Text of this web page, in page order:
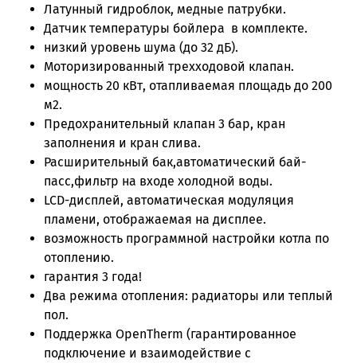
Латунный гидроблок, медные патрубки.
Датчик температуры бойлера в комплекте.
низкий уровень шума (до 32 дБ).
Моторизированный трехходовой клапан.
мощность 20 кВт, отапливаемая площадь до 200
м2.
Предохранительный клапан 3 бар, кран
заполнения и кран слива.
Расширительный бак,автоматический бай-
пасс,фильтр на входе холодной воды.
LCD-дисплей, автоматическая модуляция
пламени, отображаемая на дисплее.
возможность программной настройки котла по
отоплению.
гарантия 3 года!
Два режима отопления: радиаторы или теплый
пол.
Поддержка OpenTherm (гарантированное
подключение и взаимодействие с